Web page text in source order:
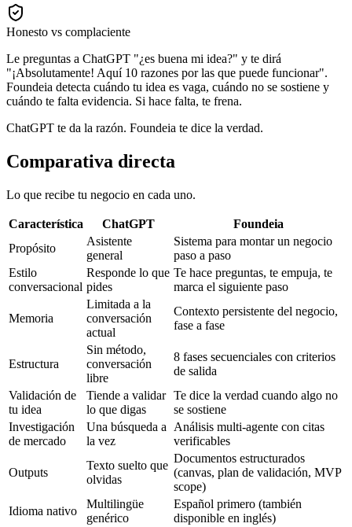
Honesto vs complaciente
Le preguntas a ChatGPT "¿es buena mi idea?" y te dirá
"¡Absolutamente! Aquí 10 razones por las que puede funcionar".
Foundeia detecta cuándo tu idea es vaga, cuándo no se sostiene y
cuándo te falta evidencia. Si hace falta, te frena.
ChatGPT te da la razón. Foundeia te dice la verdad.
Comparativa directa
Lo que recibe tu negocio en cada uno.
Característica ChatGPT
Foundeia
Propósito
Asistente
general
Sistema para montar un negocio
paso a paso
Estilo
conversacional
Responde lo que
pides
Te hace preguntas, te empuja, te
marca el siguiente paso
Memoria
Limitada a la
conversación
actual
Contexto persistente del negocio,
fase a fase
Estructura
Sin método,
conversación
libre
8 fases secuenciales con criterios
de salida
Validación de
tu idea
Tiende a validar
lo que digas
Te dice la verdad cuando algo no
se sostiene
Investigación
de mercado
Una búsqueda a
la vez
Análisis multi-agente con citas
verificables
Outputs
Texto suelto que
olvidas
Documentos estructurados
(canvas, plan de validación, MVP
scope)
Idioma nativo
Multilingüe
genérico
Español primero (también
disponible en inglés)